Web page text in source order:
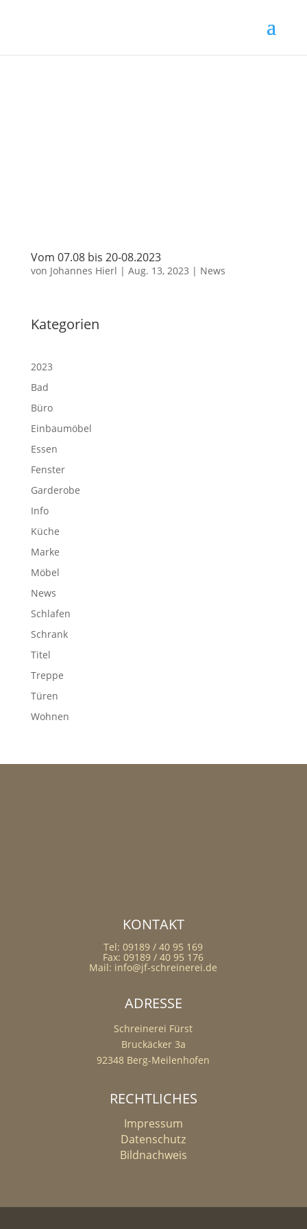
Vom 07.08 bis 20-08.2023
von Johannes Hierl | Aug. 13, 2023 | News
Kategorien
2023
Bad
Büro
Einbaumöbel
Essen
Fenster
Garderobe
Info
Küche
Marke
Möbel
News
Schlafen
Schrank
Titel
Treppe
Türen
Wohnen
KONTAKT
Tel: 09189 / 40 95 169
Fax: 09189 / 40 95 176
Mail: info@jf-schreinerei.de
ADRESSE
Schreinerei Fürst
Bruckäcker 3a
92348 Berg-Meilenhofen
RECHTLICHES
Impressum
Datenschutz
Bildnachweis